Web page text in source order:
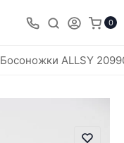
0
Босоножки ALLSY